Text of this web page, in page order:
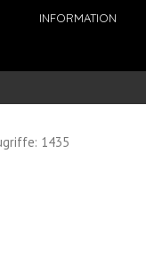
INFORMATION
1435